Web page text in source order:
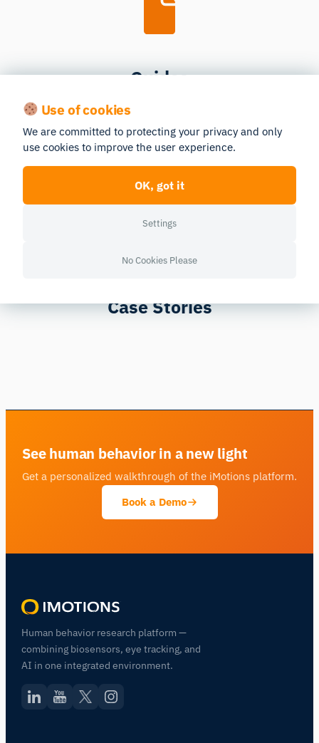
Guides
Webinars
Case Stories
See human behavior in a new light
Get a personalized walkthrough of the iMotions platform.
Book a Demo
Human behavior research platform —
combining biosensors, eye tracking, and
AI in one integrated environment.
Use of cookies
We are committed to protecting your privacy and only
use cookies to improve the user experience.
OK, got it
Settings
No Cookies Please